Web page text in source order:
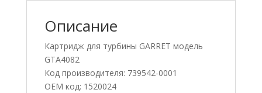
Описание
Картридж для турбины GARRET модель
GTA4082
Код производителя: 739542-0001
OEM код: 1520024